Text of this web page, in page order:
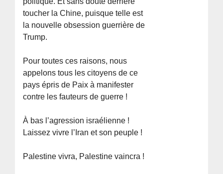
toucher la Chine, puisque telle est
la nouvelle obsession guerrière de
Trump.
Pour toutes ces raisons, nous
appelons tous les citoyens de ce
pays épris de Paix à manifester
contre les fauteurs de guerre !
À bas l’agression israélienne !
Laissez vivre l’Iran et son peuple !
Palestine vivra, Palestine vaincra !